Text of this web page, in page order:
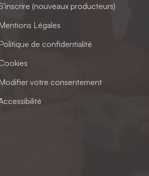
(nouveaux producteurs)
Légales
de confidentialité
votre consentement